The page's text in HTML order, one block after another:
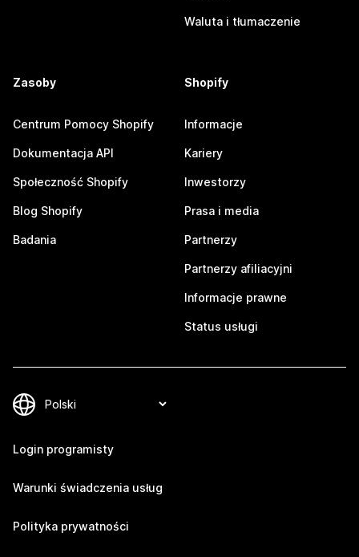
Waluta i tłumaczenie
Zasoby
Centrum Pomocy Shopify
Dokumentacja API
Społeczność Shopify
Blog Shopify
Badania
Shopify
Informacje
Kariery
Inwestorzy
Prasa i media
Partnerzy
Partnerzy afiliacyjni
Informacje prawne
Status usługi
Login programisty
Warunki świadczenia usług
Polityka prywatności